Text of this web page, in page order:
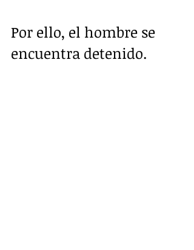
Por ello, el hombre se
encuentra detenido.